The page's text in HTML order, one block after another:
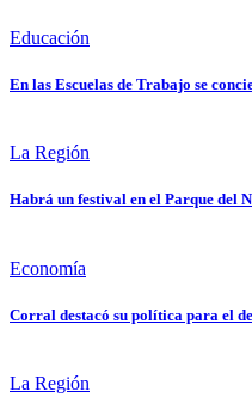
Educación
En las Escuelas de Trabajo se
La Región
Habrá un festival en el Parque del
Economía
Corral destacó su política para el
La Región